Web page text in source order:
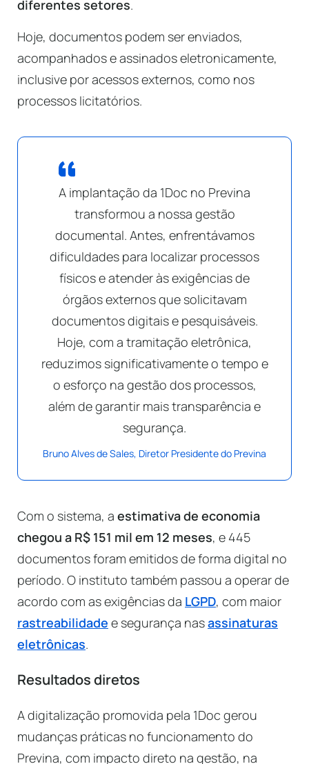
diferentes setores.
Hoje, documentos podem ser enviados,
acompanhados e assinados eletronicamente,
inclusive por acessos externos, como nos
processos licitatórios.
A implantação da 1Doc no Previna
transformou a nossa gestão
documental. Antes, enfrentávamos
dificuldades para localizar processos
físicos e atender às exigências de
órgãos externos que solicitavam
documentos digitais e pesquisáveis.
Hoje, com a tramitação eletrônica,
reduzimos significativamente o tempo e
o esforço na gestão dos processos,
além de garantir mais transparência e
segurança.
Bruno Alves de Sales, Diretor Presidente do Previna
Com o sistema, a estimativa de economia
chegou a R$ 151 mil em 12 meses, e 445
documentos foram emitidos de forma digital no
período. O instituto também passou a operar de
acordo com as exigências da LGPD, com maior
rastreabilidade e segurança nasassinaturas
eletrônicas.
Resultados diretos
A digitalização promovida pela 1Doc gerou
mudanças práticas no funcionamento do
Previna, com impacto direto na gestão, na